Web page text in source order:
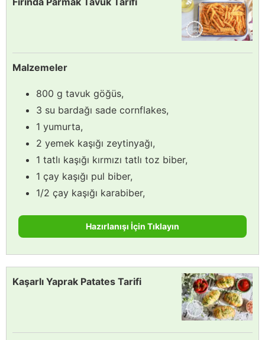
Malzemeler
800 g tavuk göğüs,
3 su bardağı sade cornflakes,
1 yumurta,
2 yemek kaşığı zeytinyağı,
1 tatlı kaşığı kırmızı tatlı toz biber,
1 çay kaşığı pul biber,
1/2 çay kaşığı karabiber,
Hazırlanışı İçin Tıklayın
Kaşarlı Yaprak Patates Tarifi